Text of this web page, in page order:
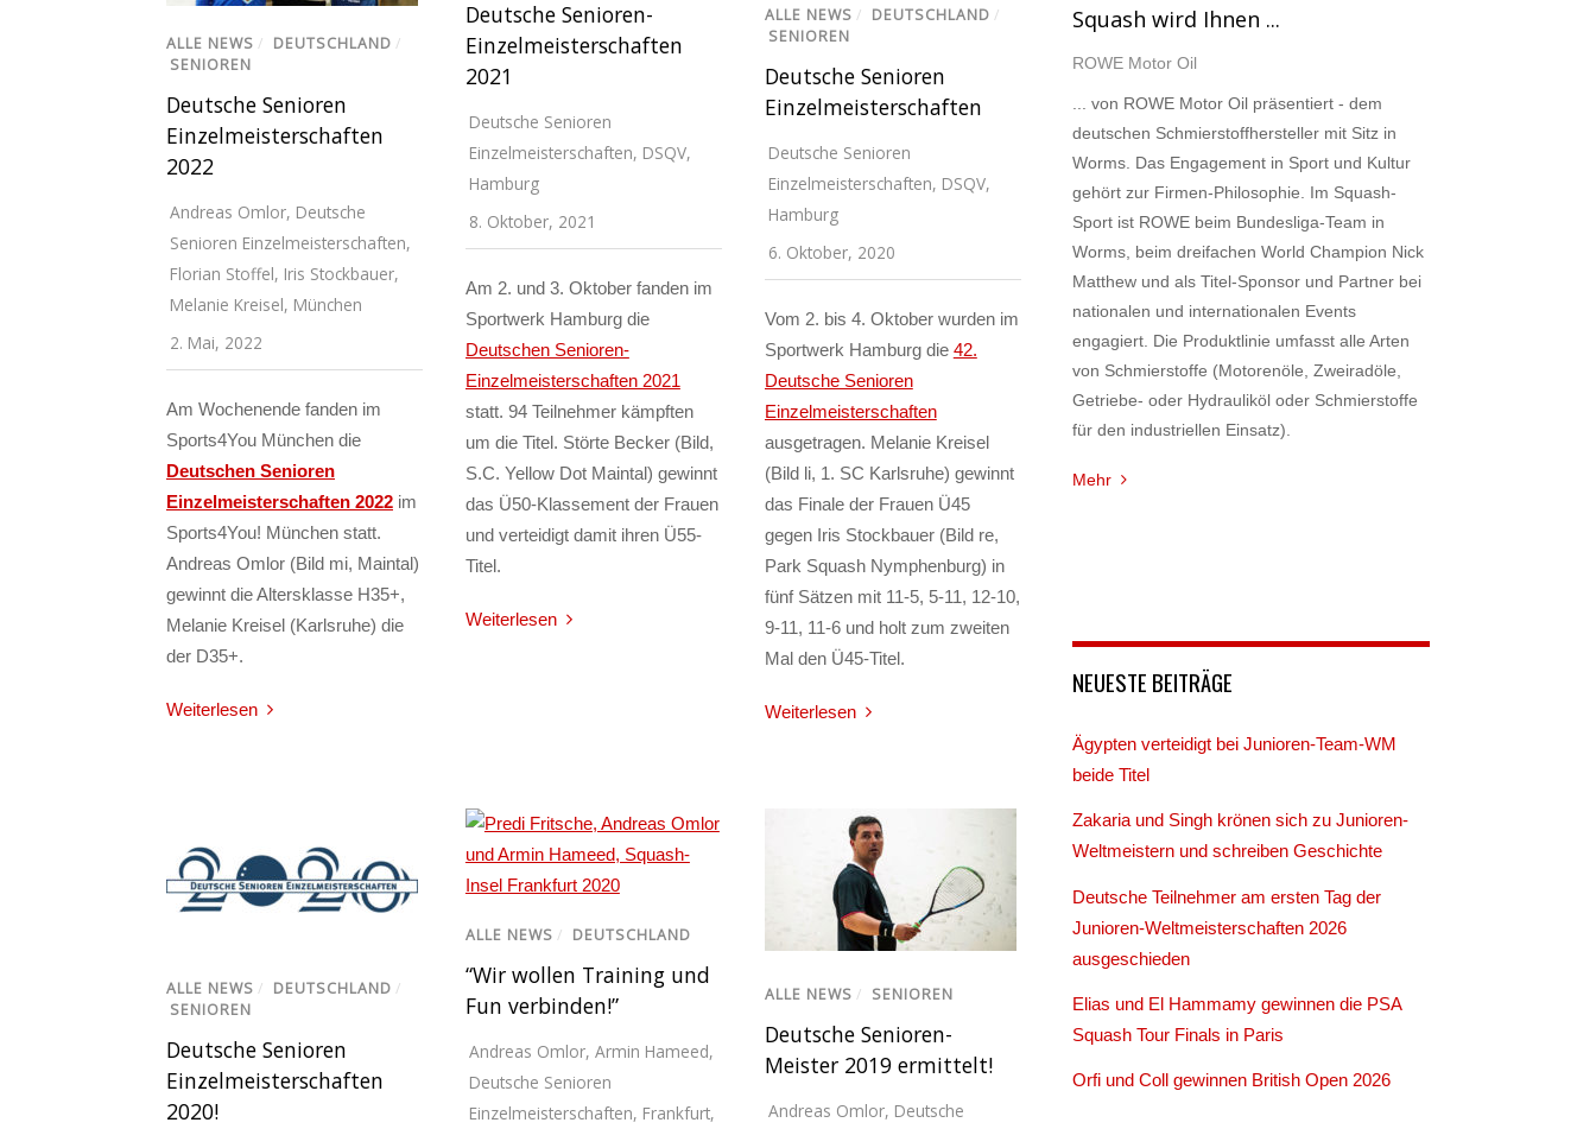
ALLE NEWS / DEUTSCHLAND /
SENIOREN
Deutsche Senioren
Einzelmeisterschaften
2022
Andreas Omlor, Deutsche
Senioren Einzelmeisterschaften,
Florian Stoffel, Iris Stockbauer,
Melanie Kreisel, München
2. Mai, 2022
Am Wochenende fanden im
Sports4You München die
Deutschen Senioren
Einzelmeisterschaften 2022 im
Sports4You! München statt.
Andreas Omlor (Bild mi, Maintal)
gewinnt die Altersklasse H35+,
Melanie Kreisel (Karlsruhe) die
der D35+.
Weiterlesen
Deutsche Senioren-
Einzelmeisterschaften
2021
Deutsche Senioren
Einzelmeisterschaften, DSQV,
Hamburg
8. Oktober, 2021
Am 2. und 3. Oktober fanden im
Sportwerk Hamburg die
Deutschen Senioren-
Einzelmeisterschaften 2021
statt. 94 Teilnehmer kämpften
um die Titel. Störte Becker (Bild,
S.C. Yellow Dot Maintal) gewinnt
das Ü50-Klassement der Frauen
und verteidigt damit ihren Ü55-
Titel.
Weiterlesen
ALLE NEWS / DEUTSCHLAND /
SENIOREN
Deutsche Senioren
Einzelmeisterschaften
Deutsche Senioren
Einzelmeisterschaften, DSQV,
Hamburg
6. Oktober, 2020
Vom 2. bis 4. Oktober wurden im
Sportwerk Hamburg die 42.
Deutsche Senioren
Einzelmeisterschaften
ausgetragen. Melanie Kreisel
(Bild li, 1. SC Karlsruhe) gewinnt
das Finale der Frauen Ü45
gegen Iris Stockbauer (Bild re,
Park Squash Nymphenburg) in
fünf Sätzen mit 11-5, 5-11, 12-10,
9-11, 11-6 und holt zum zweiten
Mal den Ü45-Titel.
Weiterlesen
ALLE NEWS / DEUTSCHLAND /
SENIOREN
Deutsche Senioren
Einzelmeisterschaften
2020!
ALLE NEWS / DEUTSCHLAND
“Wir wollen Training und
Fun verbinden!”
Andreas Omlor, Armin Hameed,
Deutsche Senioren
Einzelmeisterschaften, Frankfurt,
ALLE NEWS / SENIOREN
Deutsche Senioren-
Meister 2019 ermittelt!
Andreas Omlor, Deutsche
Squash wird Ihnen ...
ROWE Motor Oil
... von ROWE Motor Oil präsentiert - dem
deutschen Schmierstoffhersteller mit Sitz in
Worms. Das Engagement in Sport und Kultur
gehört zur Firmen-Philosophie. Im Squash-
Sport ist ROWE beim Bundesliga-Team in
Worms, beim dreifachen World Champion Nick
Matthew und als Titel-Sponsor und Partner bei
nationalen und internationalen Events
engagiert. Die Produktlinie umfasst alle Arten
von Schmierstoffe (Motorenöle, Zweiradöle,
Getriebe- oder Hydrauliköl oder Schmierstoffe
für den industriellen Einsatz).
Mehr
NEUESTE BEITRÄGE
Ägypten verteidigt bei Junioren-Team-WM
beide Titel
Zakaria und Singh krönen sich zu Junioren-
Weltmeistern und schreiben Geschichte
Deutsche Teilnehmer am ersten Tag der
Junioren-Weltmeisterschaften 2026
ausgeschieden
Elias und El Hammamy gewinnen die PSA
Squash Tour Finals in Paris
Orfi und Coll gewinnen British Open 2026